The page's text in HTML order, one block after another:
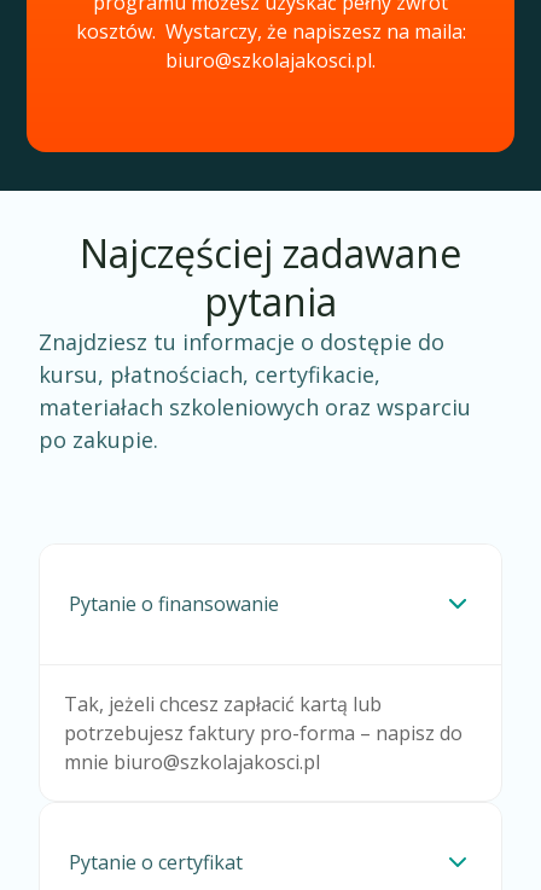
kosztów. Wystarczy, że napiszesz na maila:
biuro@szkolajakosci.pl.
Najczęściej zadawane
pytania
Znajdziesz tu informacje o dostępie do
kursu, płatnościach, certyfikacie,
materiałach szkoleniowych oraz wsparciu
po zakupie.
Pytanie o finansowanie
Tak, jeżeli chcesz zapłacić kartą lub
potrzebujesz faktury pro-forma – napisz do
mnie biuro@szkolajakosci.pl
Pytanie o certyfikat